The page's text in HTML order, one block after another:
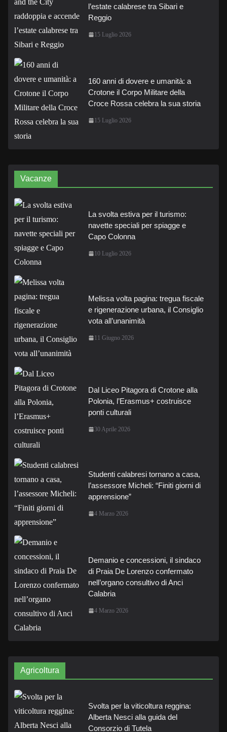
l’estate calabrese tra Sibari e
Reggio
15 Luglio 2026
160 anni di dovere e umanità: a
Crotone il Corpo Militare della
Croce Rossa celebra la sua storia
15 Luglio 2026
Vacanze
La svolta estiva per il turismo:
navette speciali per spiagge e
Capo Colonna
10 Luglio 2026
Melissa volta pagina: tregua fiscale
e rigenerazione urbana, il Consiglio
vota all’unanimità
11 Giugno 2026
Dal Liceo Pitagora di Crotone alla
Polonia, l’Erasmus+ costruisce
ponti culturali
30 Aprile 2026
Studenti calabresi tornano a casa,
l’assessore Micheli: “Finiti giorni di
apprensione”
4 Marzo 2026
Demanio e concessioni, il sindaco
di Praia De Lorenzo confermato
nell’organo consultivo di Anci
Calabria
4 Marzo 2026
Agricoltura
Svolta per la viticoltura reggina:
Alberta Nesci alla guida del
Consorzio di Tutela